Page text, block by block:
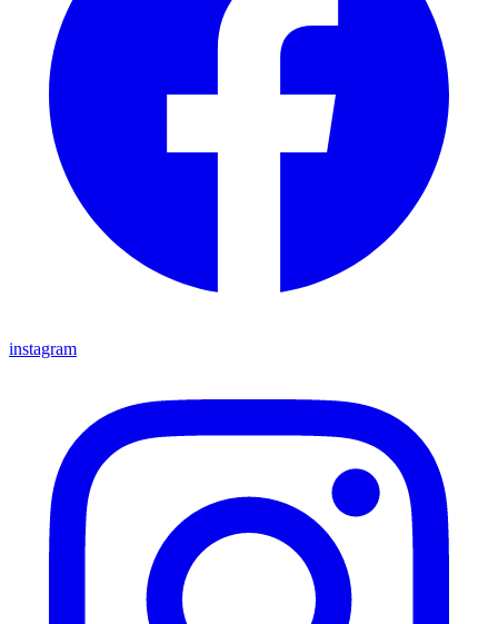
instagram